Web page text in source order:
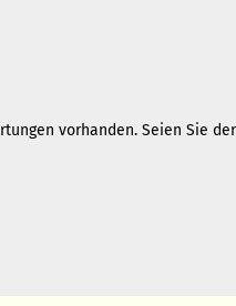
vorhanden. Seien Sie